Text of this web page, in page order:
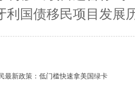
利国债移民项目发展
最新政策：低门槛快速拿美国绿卡